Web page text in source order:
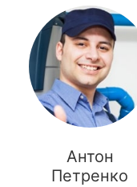
Антон
Петренко